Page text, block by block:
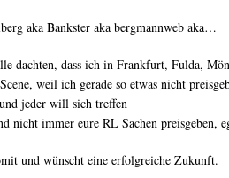
aka Bankster aka bergmannweb aka…
dachten, dass ich in Frankfurt, Fulda,
weil ich gerade so etwas nicht
jeder will sich treffen
nicht immer eure RL Sachen preisgeben,
und wünscht eine erfolgreiche Zukunft.